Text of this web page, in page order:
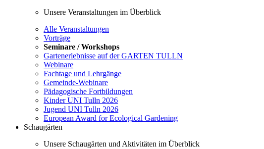
Unsere Veranstaltungen im Überblick
Alle Veranstaltungen
Vorträge
Seminare / Workshops
Gartenerlebnisse auf der GARTEN TULLN
Webinare
Fachtage und Lehrgänge
Gemeinde-Webinare
Pädagogische Fortbildungen
Kinder UNI Tulln 2026
Jugend UNI Tulln 2026
European Award for Ecological Gardening
Schaugärten
Unsere Schaugärten und Aktivitäten im Überblick